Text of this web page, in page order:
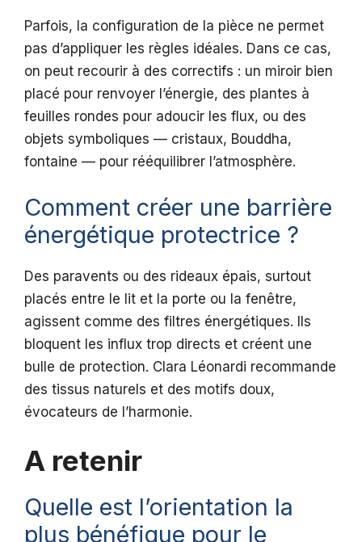
Parfois, la configuration de la pièce ne permet
pas d’appliquer les règles idéales. Dans ce cas,
on peut recourir à des correctifs : un miroir bien
placé pour renvoyer l’énergie, des plantes à
feuilles rondes pour adoucir les flux, ou des
objets symboliques — cristaux, Bouddha,
fontaine — pour rééquilibrer l’atmosphère.
Comment créer une barrière
énergétique protectrice ?
Des paravents ou des rideaux épais, surtout
placés entre le lit et la porte ou la fenêtre,
agissent comme des filtres énergétiques. Ils
bloquent les influx trop directs et créent une
bulle de protection. Clara Léonardi recommande
des tissus naturels et des motifs doux,
évocateurs de l’harmonie.
A retenir
Quelle est l’orientation la
plus bénéfique pour le